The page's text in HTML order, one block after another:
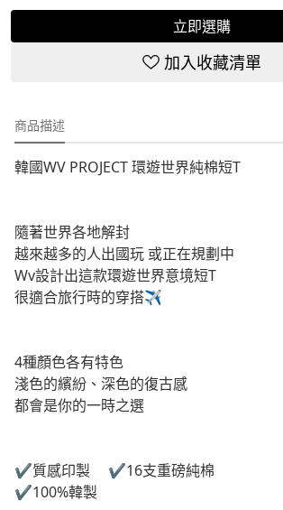
立即選購
加入收藏清單
商品描述
韓國WV PROJECT 環遊世界純棉短T
隨著世界各地解封
越來越多的人出國玩 或正在規劃中
Wv設計出這款環遊世界意境短T
很適合旅行時的穿搭✈️
4種顏色各有特色
淺色的繽紛、深色的復古感
都會是你的一時之選
✔️質感印製 ✔️16支重磅純棉
✔️100%韓製